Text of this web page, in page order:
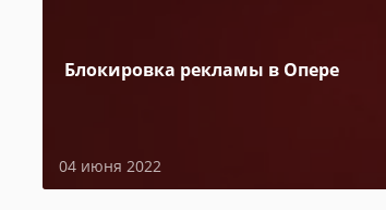
Блокировка рекламы в Опере
04 июня 2022